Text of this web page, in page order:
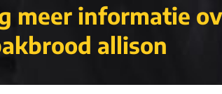
meer informatie
allison